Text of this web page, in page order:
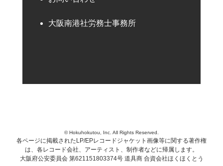
大阪南港社労務士事務所
© Hokuhokutou, Inc. All Rights Reserved.
各ページに掲載されたLP/EPレコードジャケット画像等に関する著作権
は、各レコード会社、アーティスト、制作者などに帰属します。
大阪府公安委員会 第621151803374号 道具商 合資会社ほくほくとう